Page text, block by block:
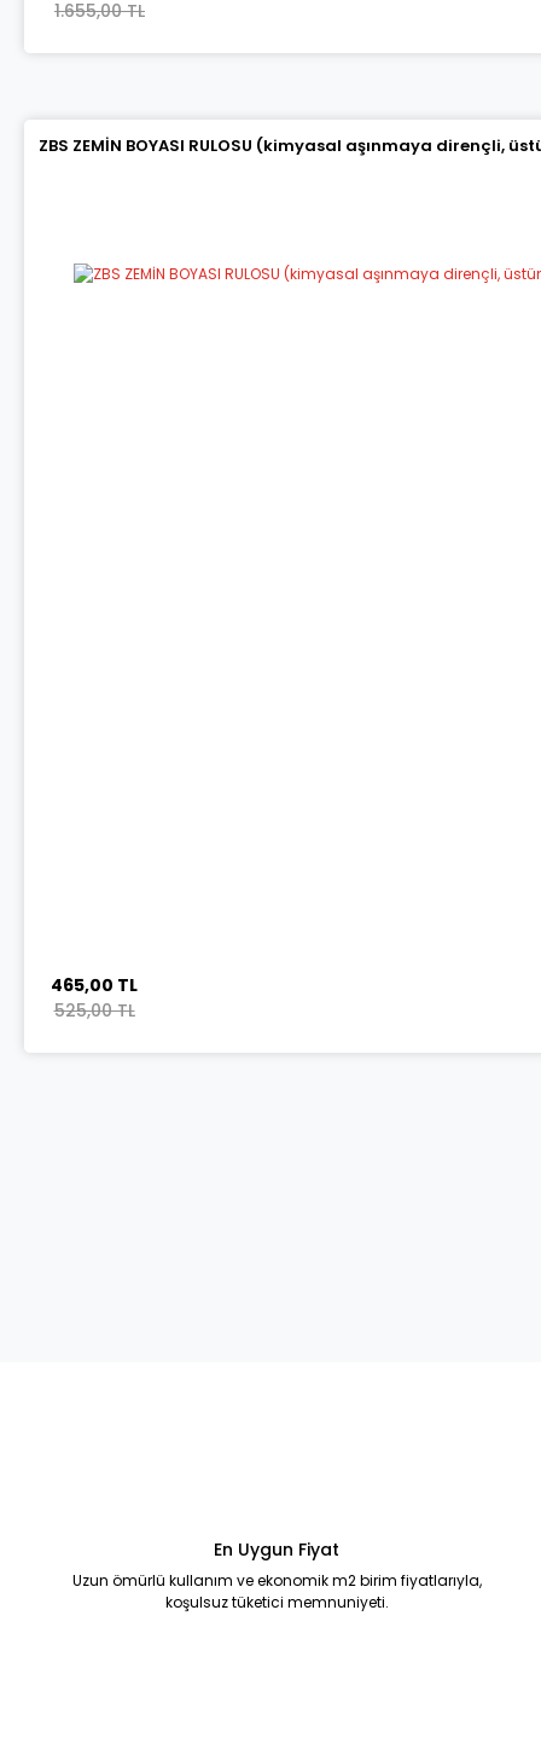
1.655,00 TL
ZBS ZEMİN BOYASI RULOSU (kimyasal aşınmaya dirençli,
465,00 TL
525,00 TL
En Uygun Fiyat
Uzun ömürlü kullanım ve ekonomik m2 birim fiyatlarıyla,
koşulsuz tüketici memnuniyeti.